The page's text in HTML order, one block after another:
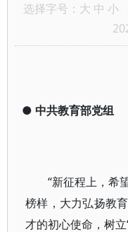
选择字号： 大 中 小
● 中共教育部党组
“新征程上，希
榜样，大力弘扬教
才的初心使命，树